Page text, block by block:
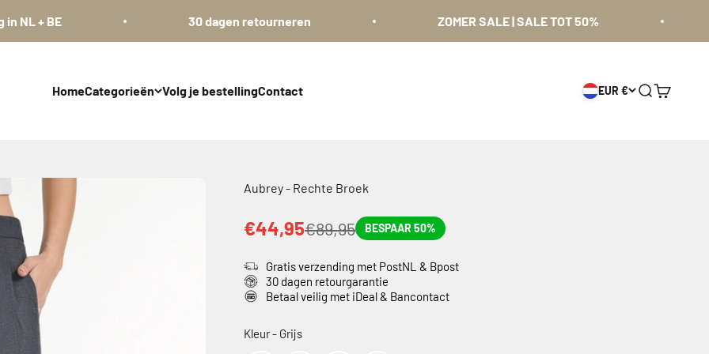
30 dagen retourneren ZOMER SALE | SALE TOT 50%
HomeCategorieën Volg je bestellingContact EUR € Zoeken
Aubrey - Rechte Broek
€44,95€89,95 BESPAAR 50%
Gratis verzending met PostNL & Bpost
30 dagen retourgarantie
Betaal veilig met iDeal & Bancontact
Kleur- GrijsKleur